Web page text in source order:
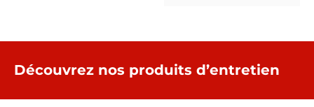
Découvrez nos produits d’entretien